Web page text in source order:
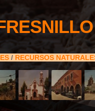
/ RECURSOS